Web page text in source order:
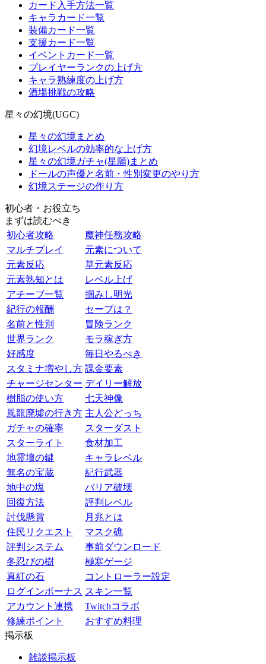
カード入手方法一覧
キャラカード一覧
装備カード一覧
支援カード一覧
イベントカード一覧
プレイヤーランクの上げ方
キャラ熟練度の上げ方
酒場挑戦の攻略
星々の幻境(UGC)
星々の幻境まとめ
幻境レベルの効率的な上げ方
星々の幻境ガチャ(星願)まとめ
ドールの声優と名前・性別変更のやり方
幻境ステージの作り方
初心者・お役立ち
まずは読むべき
初心者攻略
魔神任務攻略
マルチプレイ
元素について
元素反応
草元素反応
元素熟知とは
レベル上げ
アチーブ一覧
掴みし明光
紀行の報酬
セーブは？
名前と性別
冒険ランク
世界ランク
モラ稼ぎ方
好感度
毎日やるべき
スタミナ増やし方 課金要素
チャージセンター デイリー解放
樹脂の使い方
七天神像
風龍廃墟の行き方 主人公どっち
ガチャの確率
スターダスト
スターライト
食材加工
地霊壇の鍵
キャラレベル
無名の宝蔵
紀行武器
地中の塩
バリア破壊
回復方法
評判レベル
討伐懸賞
月兆とは
住民リクエスト
マスク礁
評判システム
事前ダウンロード
冬忍びの樹
極寒ゲージ
真紅の石
コントローラー設定
ログインボーナス スキン一覧
アカウント連携
Twitchコラボ
修練ポイント
おすすめ料理
掲示板
雑談掲示板